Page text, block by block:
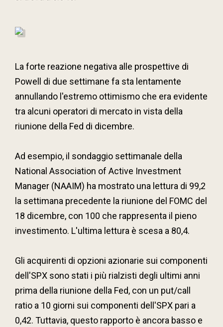
La forte reazione negativa alle prospettive di
Powell di due settimane fa sta lentamente
annullando l'estremo ottimismo che era evidente
tra alcuni operatori di mercato in vista della
riunione della Fed di dicembre.
Ad esempio, il sondaggio settimanale della
National Association of Active Investment
Manager (NAAIM) ha mostrato una lettura di 99,2
la settimana precedente la riunione del FOMC del
18 dicembre, con 100 che rappresenta il pieno
investimento. L'ultima lettura è scesa a 80,4.
Gli acquirenti di opzioni azionarie sui componenti
dell'SPX sono stati i più rialzisti degli ultimi anni
prima della riunione della Fed, con un put/call
ratio a 10 giorni sui componenti dell'SPX pari a
0,42. Tuttavia, questo rapporto è ancora basso e